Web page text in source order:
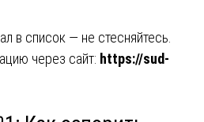
в список — не стесняйтесь.
через сайт: https://sud-